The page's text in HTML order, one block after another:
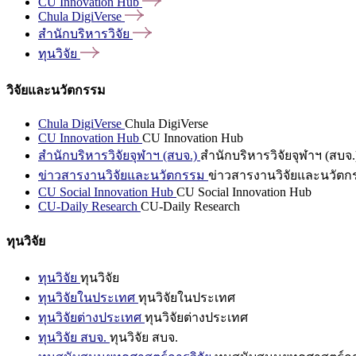
Chula DigiVerse
สำนักบริหารวิจัย
ทุนวิจัย
วิจัยและนวัตกรรม
Chula DigiVerse Chula DigiVerse
CU Innovation Hub CU Innovation Hub
สำนักบริหารวิจัยจุฬาฯ (สบจ.) สำนักบริหารวิจัยจุฬาฯ (สบจ
ข่าวสารงานวิจัยและนวัตกรรม ข่าวสารงานวิจัยและนวัตก
CU Social Innovation Hub CU Social Innovation Hub
CU-Daily Research CU-Daily Research
ทุนวิจัย
ทุนวิจัย ทุนวิจัย
ทุนวิจัยในประเทศ ทุนวิจัยในประเทศ
ทุนวิจัยต่างประเทศ ทุนวิจัยต่างประเทศ
ทุนวิจัย สบจ. ทุนวิจัย สบจ.